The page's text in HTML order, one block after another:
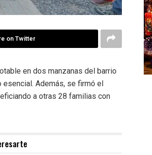
on Twitter
en dos manzanas del barrio
esencial. Además, se firmó el
a otras 28 familias con